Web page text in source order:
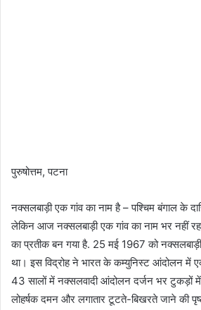
पुरुषोत्तम, पटना
नक्सलबाड़ी एक गांव का नाम है – पश्चिम बंगाल के
लेकिन आज नक्सलबाड़ी एक गांव का नाम भर नहीं रह
का प्रतीक बन गया है. 25 मई 1967 को नक्सलबाड़ी
था। इस विद्रोह ने भारत के कम्युनिस्ट आंदोलन में
43 सालों में नक्सलवादी आंदोलन दर्जन भर टुकड़ों
लोहर्षक दमन और लगातार टूटते-बिखरते जाने की